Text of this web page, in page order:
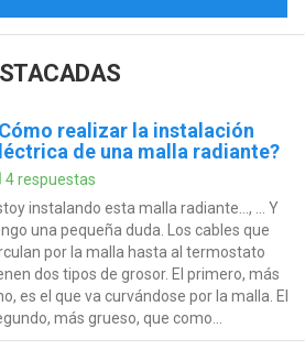
realizar la instalación
de una malla radiante?
4 respuestas
instalando esta malla radiante..., ... Y
una pequeña duda. Los cables que
por la malla hasta al termostato
dos tipos de grosor. El primero, más
es el que va curvándose por la malla. El
más grueso, que como...